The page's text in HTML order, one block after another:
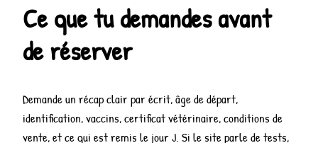
Ce que tu demandes avant
de réserver
Demande un récap clair par écrit, âge de départ,
identification, vaccins, certificat vétérinaire, conditions de
vente, et ce qui est remis le jour J. Si le site parle de tests,